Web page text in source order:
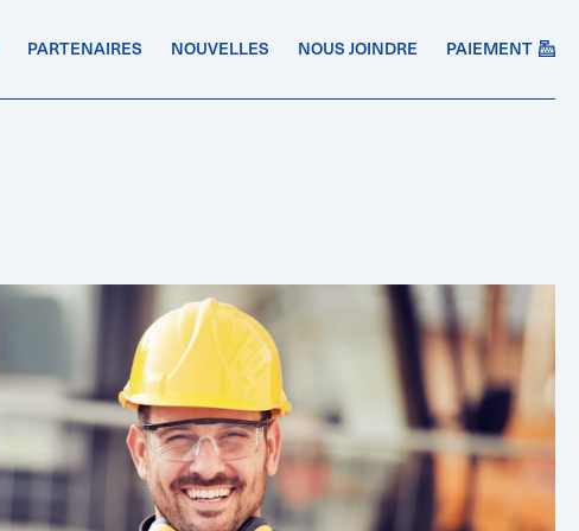
PARTENAIRES NOUVELLES NOUS JOINDRE PAIEMENT